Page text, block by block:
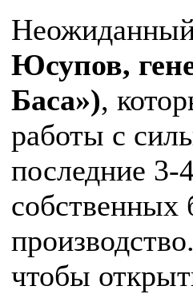
Неожиданный
Юсупов,
Баса»),
работы с
последние 3-
чтобы